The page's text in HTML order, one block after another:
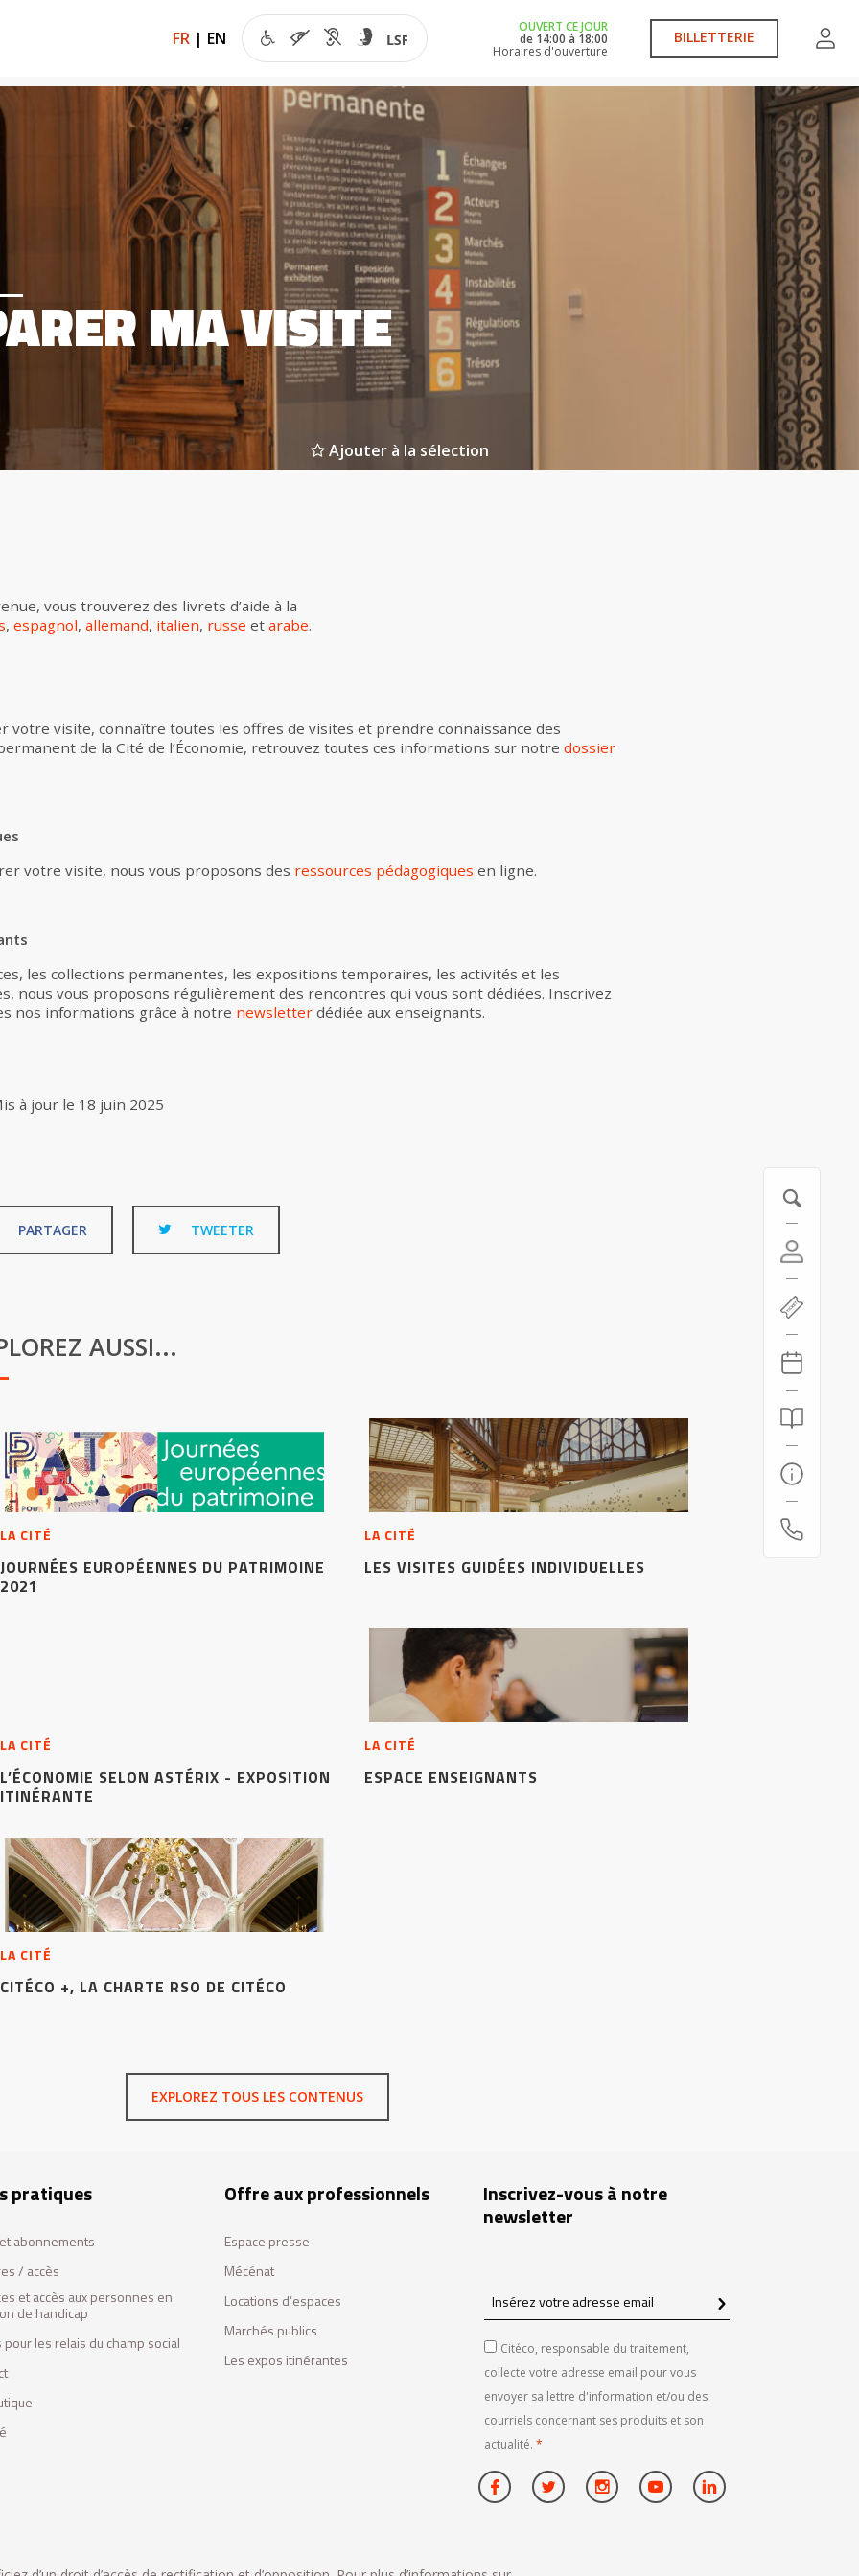
FR | EN
OUVERT CE JOUR
de 14:00 à 18:00
Horaires d'ouverture
BILLETTERIE
MA VISITE
Ajouter à la sélection
vous trouverez des livrets d’aide à la
, espagnol, allemand, italien, russe et arabe.
votre visite, connaître toutes les offres de visites et prendre connaissance des
de la Cité de l’Économie, retrouvez toutes ces informations sur notre dossier
votre visite, nous vous proposons des ressources pédagogiques en ligne.
les collections permanentes, les expositions temporaires, les activités et les
nous vous proposons régulièrement des rencontres qui vous sont dédiées. Inscrivez
nos informations grâce à notre newsletterdédiée aux enseignants.
à jour le 18 juin 2025
PARTAGER TWEETER
AUSSI...
LA CITÉ
JOURNÉES EUROPÉENNES DU PATRIMOINE
2021
LA CITÉ
LES VISITES GUIDÉES INDIVIDUELLES
LA CITÉ
L’ÉCONOMIE SELON ASTÉRIX - EXPOSITION
ITINÉRANTE
LA CITÉ
ESPACE ENSEIGNANTS
LA CITÉ
CITÉCO +, LA CHARTE RSO DE CITÉCO
EXPLOREZ TOUS LES CONTENUS
pratiques
abonnements
/ accès
et accès aux personnes en
de handicap
les relais du champ social
Offre aux professionnels
Espace presse
Mécénat
Locations d’espaces
Marchés publics
Les expos itinérantes
Inscrivez-vous à notre
newsletter
Insérez
votre
adresse
email
Citéco, responsable du traitement,
collecte votre adresse email pour vous
envoyer sa lettre d'information et/ou des
courriels concernant ses produits et son
actualité. *